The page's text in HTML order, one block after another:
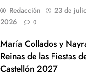
Redacción
23 de
2026
0
María Collados y
Reinas de las Fiestas
Castellón 2027